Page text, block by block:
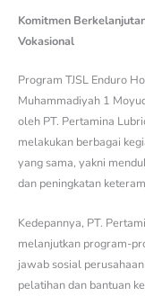
Komitmen
Vokasional
Program TJSL Enduro
Muhammadiyah 1
oleh PT. Pertamina
melakukan berbagai
yang sama, yakni
dan peningkatan
Kedepannya, PT.
melanjutkan program-
jawab sosial
pelatihan dan bantuan